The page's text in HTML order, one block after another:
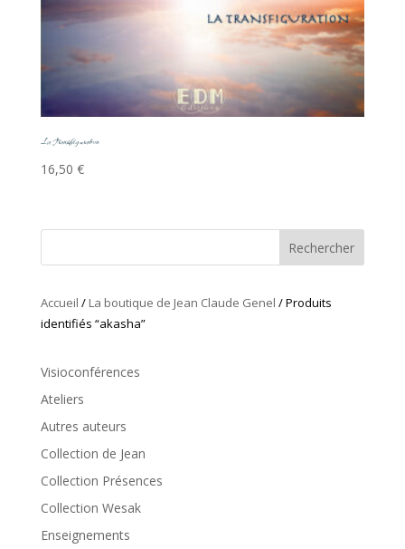
La Transfiguration
16,50 €
Rechercher
Accueil / La boutique de Jean Claude Genel / Produits
identifiés “akasha”
Visioconférences
Ateliers
Autres auteurs
Collection de Jean
Collection Présences
Collection Wesak
Enseignements